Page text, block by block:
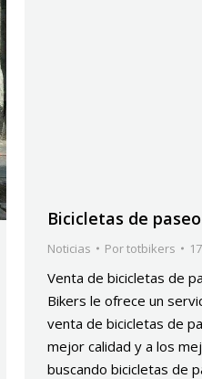
Bicicletas de
Noticias Portotbikers
Venta de bicicletas de
Bikers le ofrece un
venta de bicicletas de
mejor calidad y a los
buscando bicicletas de